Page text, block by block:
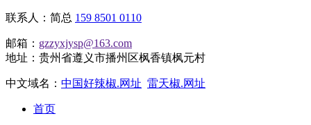
联系人：简总 159 8501 0110
邮箱： gzzyxjysp@163.com
地址：贵州省遵义市播州区枫香镇枫元村
中文域名： 中国好辣椒.网址 雷天椒.网址
首页